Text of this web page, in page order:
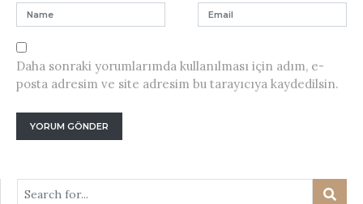
Daha sonraki yorumlarımda kullanılması için adım, e-
posta adresim ve site adresim bu tarayıcıya kaydedilsin.